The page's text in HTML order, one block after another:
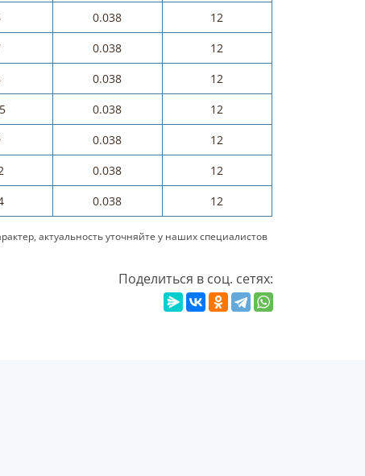
0.038
12
0.038
12
0.038
12
0.038
12
0.038
12
0.038
12
0.038 12
актуальность уточняйте у наших специалистов
Поделиться в соц. сетях: